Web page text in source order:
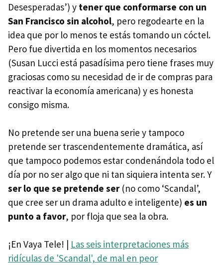
Desesperadas’) y tener que conformarse con un
San Francisco sin alcohol, pero regodearte en la
idea que por lo menos te estás tomando un cóctel.
Pero fue divertida en los momentos necesarios
(Susan Lucci está pasadísima pero tiene frases muy
graciosas como su necesidad de ir de compras para
reactivar la economía americana) y es honesta
consigo misma.
No pretende ser una buena serie y tampoco
pretende ser trascendentemente dramática, así
que tampoco podemos estar condenándola todo el
día por no ser algo que ni tan siquiera intenta ser. Y
ser lo que se pretende ser(no como ‘Scandal’,
que cree ser un drama adulto e inteligente) es un
punto a favor, por floja que sea la obra.
¡En Vaya Tele! | Las seis interpretaciones más
ridículas de 'Scandal', de mal en peor